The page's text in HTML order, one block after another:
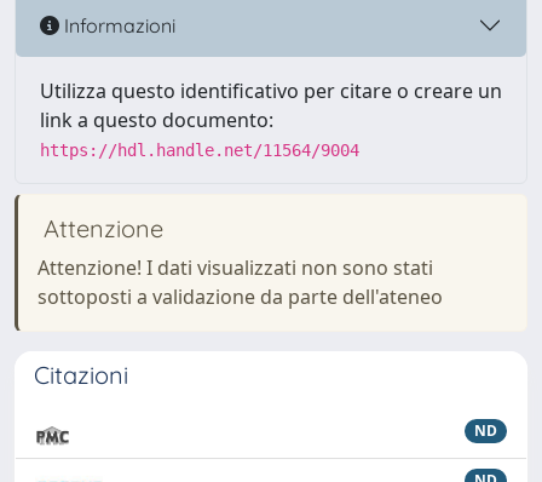
Informazioni
Utilizza questo identificativo per citare o creare un
link a questo documento:
https://hdl.handle.net/11564/9004
Attenzione
Attenzione! I dati visualizzati non sono stati
sottoposti a validazione da parte dell'ateneo
Citazioni
ND